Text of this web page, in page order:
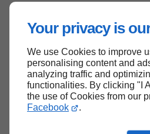
Your privacy is
We use Cookies to improve
personalising content and
analyzing traffic and
functionalities. By clicking "I
the use of Cookies from our
Facebook
.
Haut de